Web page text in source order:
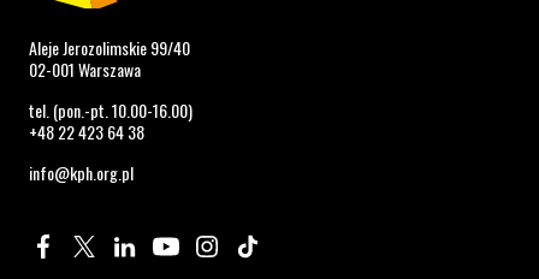
Aleje Jerozolimskie 99/40
02-001 Warszawa
tel. (pon.-pt. 10.00-16.00)
+48 22 423 64 38
info@kph.org.pl
Profil na Facebook. Strona otwiera się w nowym oknie.
Profil na Twitter. Strona otwiera się w nowym oknie.
Profil na LinkedIn. Strona otwiera się w nowym oknie.
Profil na YouTube. Strona otwiera się w nowym
Profil na Instagram. Strona otwiera się